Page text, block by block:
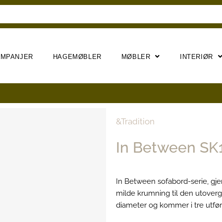
HAGEMØBLER MØBLER INTERIØR
&Tradition
In Between
In Between sofabord-serie,
milde krumning til den
diameter og kommer i tre